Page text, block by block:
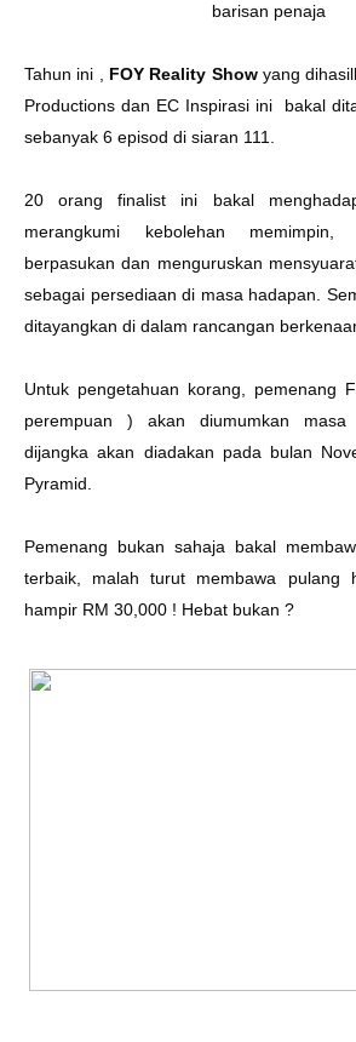
barisan penaja
Tahun ini , FOY Reality Showyang
Productions dan EC Inspirasi ini bakal
sebanyak 6 episod di siaran 111.
20 orang finalist ini bakal
merangkumi kebolehan memimpin,
berpasukan dan menguruskan
sebagai persediaan di masa hadapan.
ditayangkan di dalam rancangan
Untuk pengetahuan korang, pemenang
perempuan ) akan diumumkan
dijangka akan diadakan pada bulan
Pyramid.
Pemenang bukan sahaja bakal
terbaik, malah turut membawa pulang
hampir RM 30,000 ! Hebat bukan ?